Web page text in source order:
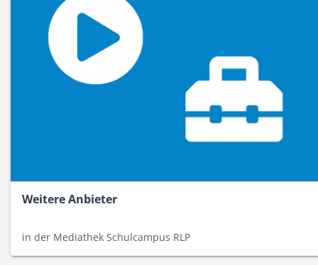
Weitere Anbieter
in der Mediathek Schulcampus RLP